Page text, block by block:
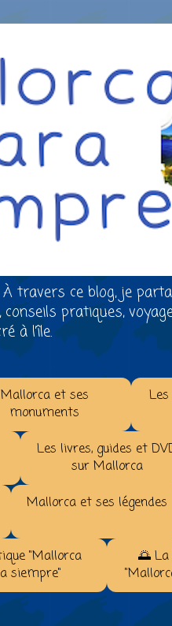
travers ce blog, je
pratiques,
à l’île.
Mallorca et ses
monuments
Les livres, guides et
sur Mallorca
Mallorca et ses légendes
"Mallorca
siempre"
🌅